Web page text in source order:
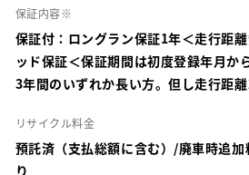
保証内容※
保証付：ロングラン保証1年＜走行距
ッド保証＜保証期間は初度登録年月か
3年間のいずれか長い方。但し走行距
リサイクル料金
預託済（支払総額に含む）/廃車時追
り